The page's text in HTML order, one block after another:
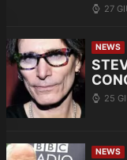
27
NEWS
25
NEWS